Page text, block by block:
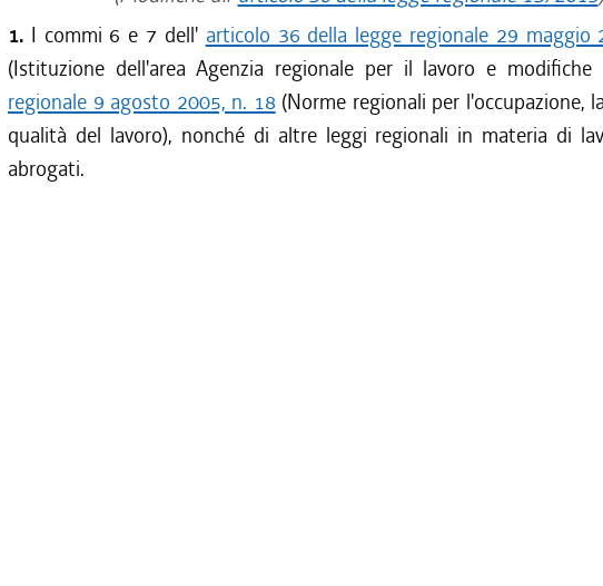
1. I commi 6 e 7 dell' articolo 36 della legge regionale 29 maggio
(Istituzione dell'area Agenzia regionale per il lavoro e
regionale 9 agosto 2005, n. 18 (Norme regionali per l'occupazione,
qualità del lavoro), nonché di altre leggi regionali in materia di
abrogati.